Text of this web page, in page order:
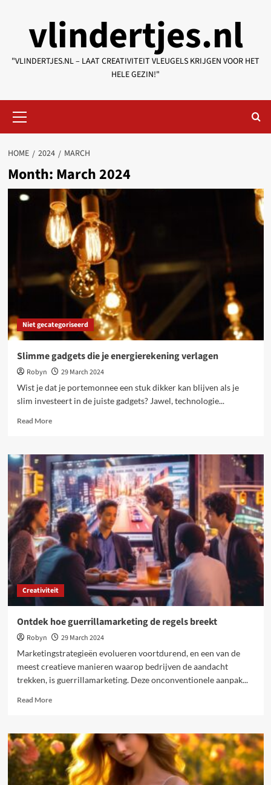
contentvlindertjes.nl
"VLINDERTJES.NL – LAAT CREATIVITEIT VLEUGELS KRIJGEN VOOR HET
HELE GEZIN!"
Menu
HOME 2024 MARCH
Month: March 2024
Niet gecategoriseerd
Slimme gadgets die je energierekening verlagen
Robyn
29 March 2024
Wist je dat je portemonnee een stuk dikker kan blijven als je
slim investeert in de juiste gadgets? Jawel, technologie...
Read MoreRead
Slimme
gadgets
die
je
energierekening
verlagen
Creativiteit
Ontdek hoe guerrillamarketing de regels breekt
Robyn
29 March 2024
Marketingstrategieën evolueren voortdurend, en een van de
meest creatieve manieren waarop bedrijven de aandacht
trekken, is guerrillamarketing. Deze onconventionele aanpak...
Read MoreRead
Ontdek
hoe
guerrillamarketing
de
regels